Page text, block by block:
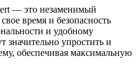
— это незаменимый
время и безопасность
и удобному
значительно упростить и
обеспечивая максимальную